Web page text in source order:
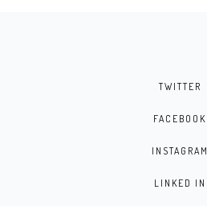
TWITTER
FACEBOOK
INSTAGRAM
LINKED IN